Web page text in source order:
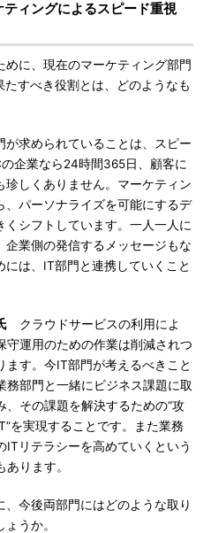
ィングによるスピード重視
めに、現在のマーケティング部門
すべき役割とは、どのようなも
求められていることは、スピー
の企業なら24時間365日、顧客に
しくありません。マーケティン
、パーソナライズを可能にするデ
シフトしています。一人一人に
業側の発信するメッセージもな
は、IT部門と連携していくこと
クラウドサービスの利用によ
守運用のための作業は削減されつ
ます。今IT部門が考えるべきこと
務部門と一緒にビジネス課題に取
、その課題を解決するための“攻
を実現することです。また業務
ITリテラシーを高めていくという
あります。
、今後両部門にはどのような取り
うか。